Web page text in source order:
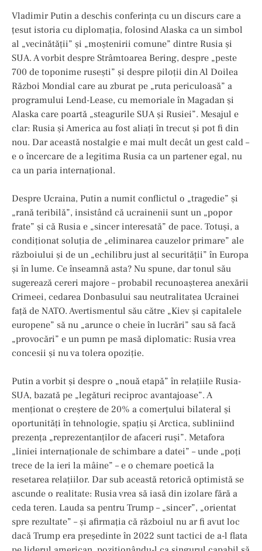
Vladimir Putin a deschis conferința cu un discurs care a
țesut istoria cu diplomația, folosind Alaska ca un simbol
al „vecinătății” și „moștenirii comune” dintre Rusia și
SUA. A vorbit despre Strâmtoarea Bering, despre „peste
700 de toponime rusești” și despre piloții din Al Doilea
Război Mondial care au zburat pe „ruta periculoasă” a
programului Lend-Lease, cu memoriale în Magadan și
Alaska care poartă „steagurile SUA și Rusiei”. Mesajul e
clar: Rusia și America au fost aliați în trecut și pot fi din
nou. Dar această nostalgie e mai mult decât un gest cald –
e o încercare de a legitima Rusia ca un partener egal, nu
ca un paria internațional.
Despre Ucraina, Putin a numit conflictul o „tragedie” și
„rană teribilă”, insistând că ucrainenii sunt un „popor
frate” și că Rusia e „sincer interesată” de pace. Totuși, a
condiționat soluția de „eliminarea cauzelor primare” ale
războiului și de un „echilibru just al securității” în Europa
și în lume. Ce înseamnă asta? Nu spune, dar tonul său
sugerează cereri majore – probabil recunoașterea anexării
Crimeei, cedarea Donbasului sau neutralitatea Ucrainei
față de NATO. Avertismentul său către „Kiev și capitalele
europene” să nu „arunce o cheie în lucrări” sau să facă
„provocări” e un pumn pe masă diplomatic: Rusia vrea
concesii și nu va tolera opoziție.
Putin a vorbit și despre o „nouă etapă” în relațiile Rusia-
SUA, bazată pe „legături reciproc avantajoase”. A
menționat o creștere de 20% a comerțului bilateral și
oportunități în tehnologie, spațiu și Arctica, subliniind
prezența „reprezentanților de afaceri ruși”. Metafora
„liniei internaționale de schimbare a datei” – unde „poți
trece de la ieri la mâine” – e o chemare poetică la
resetarea relațiilor. Dar sub această retorică optimistă se
ascunde o realitate: Rusia vrea să iasă din izolare fără a
ceda teren. Lauda sa pentru Trump – „sincer”, „orientat
spre rezultate” – și afirmația că războiul nu ar fi avut loc
dacă Trump era președinte în 2022 sunt tactici de a-l flata